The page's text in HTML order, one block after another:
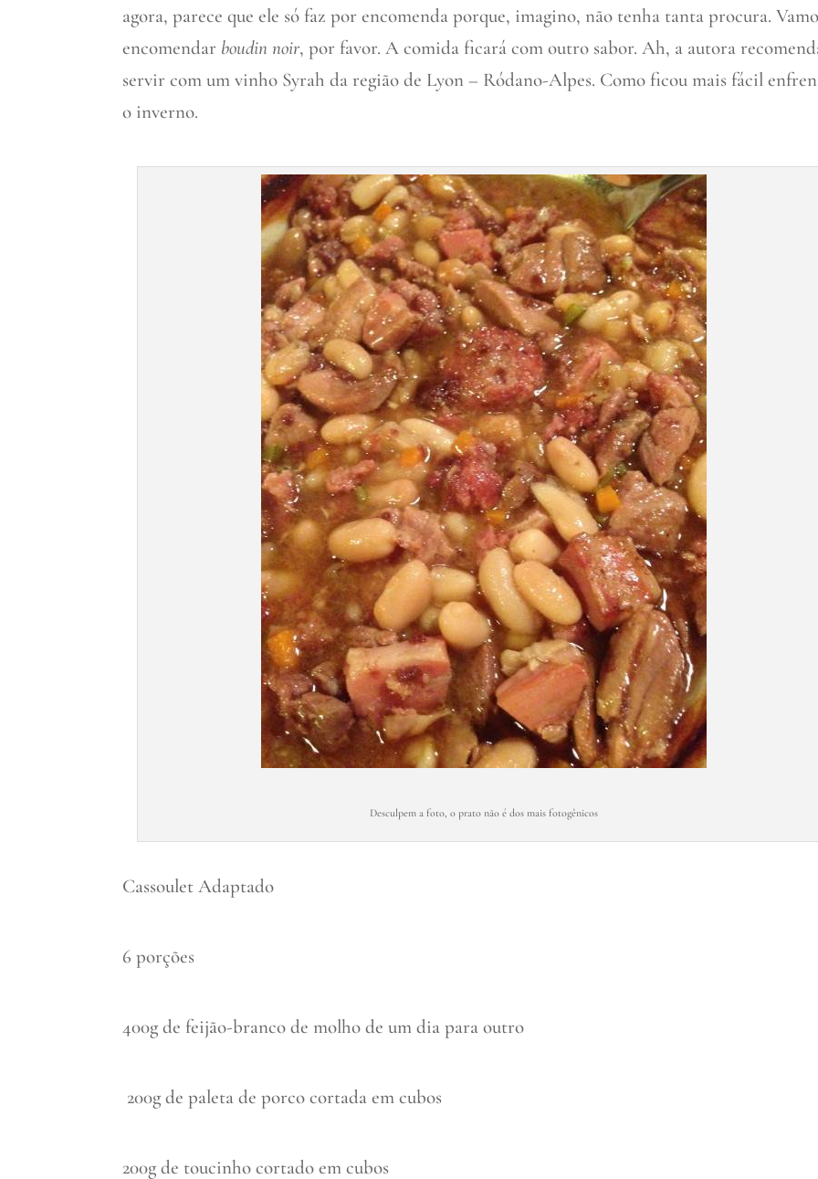
agora, parece que ele só faz por encomenda porque, imagino, não tenha tanta procura.
encomendar boudin noir, por favor. A comida ficará com outro sabor. Ah, a autora
servir com um vinho Syrah da região de Lyon – Ródano-Alpes. Como ficou mais fácil
o inverno.
Desculpem a foto, o prato não é dos mais fotogênicos
Cassoulet Adaptado
6 porções
400g de feijão-branco de molho de um dia para outro
200g de paleta de porco cortada em cubos
200g de toucinho cortado em cubos